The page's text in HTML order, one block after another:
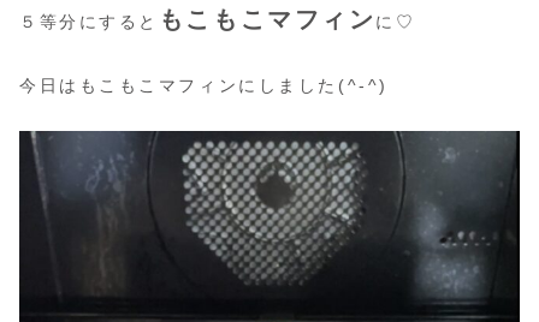
５等分にすると もこもこマフィン に♡
今日はもこもこマフィンにしました(^-^)